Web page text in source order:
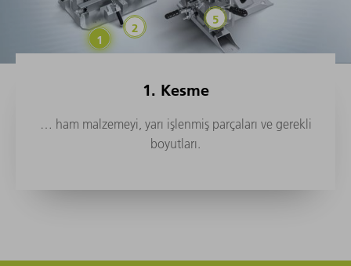
1. Kesme
… ham malzemeyi, yarı işlenmiş parçaları ve gerekli
boyutları.